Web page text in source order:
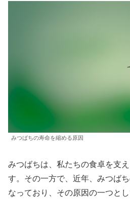
みつばちの寿命を縮める原因
みつばちは、私たちの食卓を支
す。その一方で、近年、みつば
なっており、その原因の一つと